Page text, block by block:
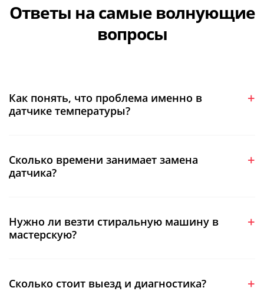
Ответы на самые волнующие
вопросы
Как понять, что проблема именно в
датчике температуры?
Сколько времени занимает замена
датчика?
Нужно ли везти стиральную машину в
мастерскую?
Сколько стоит выезд и диагностика?